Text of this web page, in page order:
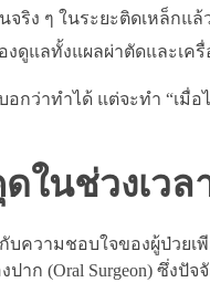
ริง ๆ ในระยะติดเหล็กแ
งดูแลทั้งแผลผ่าตัดและเ
กว่าทำได้ แต่จะทำ “เ
ในช่วงเวล
วามชอบใจของผู้ป่วยเ
าก (Oral Surgeon) ซึ่งปั